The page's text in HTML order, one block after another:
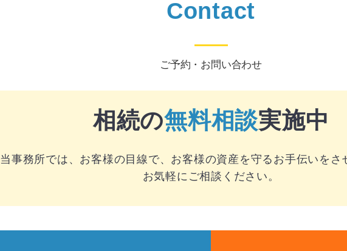
Contact
ご予約・お問い合わせ
相続の無料相談実施中
当事務所では、お客様の目線で、お客様の資産を守るお手伝いをさ
お気軽にご相談ください。